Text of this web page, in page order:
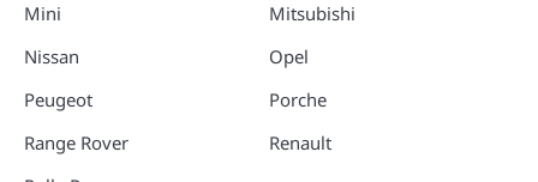
Mini
Nissan
Peugeot
Range Rover
Mitsubishi
Opel
Porche
Renault